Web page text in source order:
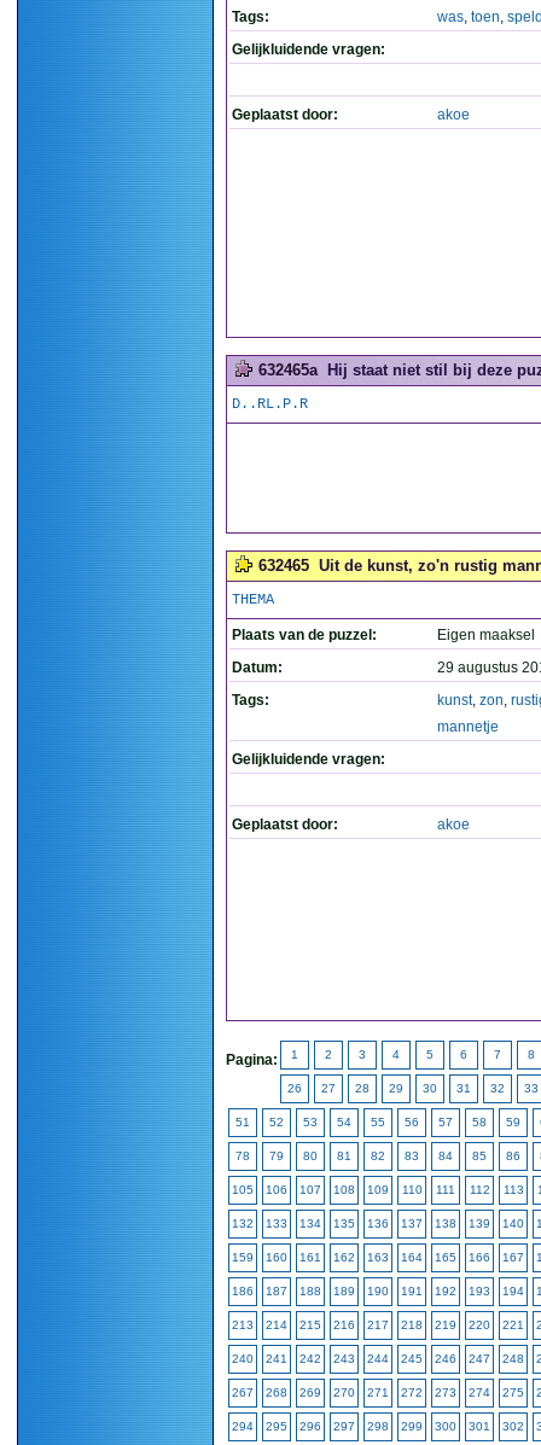
Tags:
was, toen,
Gelijkluidende vragen:
Geplaatst door: akoe
632465a Hij staat niet stil bij deze
D..RL.P.R
632465 Uit de kunst, zo'n rustig
THEMA
Plaats van de puzzel:
Eigen maaksel
Datum:
29 augustus
Tags:
kunst, zon,
mannetje
Gelijkluidende vragen:
Geplaatst door: akoe
Pagina: 1 2 3 4 5 6 7 8
26 27 28 29 30 31 32 33
51 52 53 54 55 56 57 58 59
78 79 80 81 82 83 84 85 86
105 106 107 108 109 110 111 112 113
132 133 134 135 136 137 138 139 140
159 160 161 162 163 164 165 166 167
186 187 188 189 190 191 192 193 194
213 214 215 216 217 218 219 220 221
240 241 242 243 244 245 246 247 248
267 268 269 270 271 272 273 274 275
294 295 296 297 298 299 300 301 302